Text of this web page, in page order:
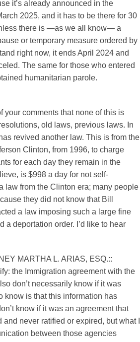
it’s already announced in the
2025, and it has to be there for 30
there is —as we all know— a
or temporary measure ordered by
right now, it ends April 2024 and
The same for those who entered
humanitarian parole.
your comments that none of this is
old laws, previous laws. In
revived another law. This is from the
Clinton, from 1996, to charge
for each day they remain in the
is $998 a day for not self-
law from the Clinton era; many people
they did not know that Bill
a law imposing such a large fine
a deportation order. I’d like to hear
MARTHA L. ARIAS, ESQ.::
the Immigration agreement with the
don’t necessarily know if it was
know is that this information has
know if it was an agreement that
never ratified or expired, but what I
between those agencies